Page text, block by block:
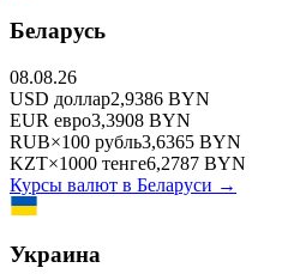
Беларусь
08.08.26
USD доллар2,9386 BYN
EUR евро3,3908 BYN
RUB×100 рубль3,6365 BYN
KZT×1000 тенге6,2787 BYN
Курсы валют в Беларуси →
Украина